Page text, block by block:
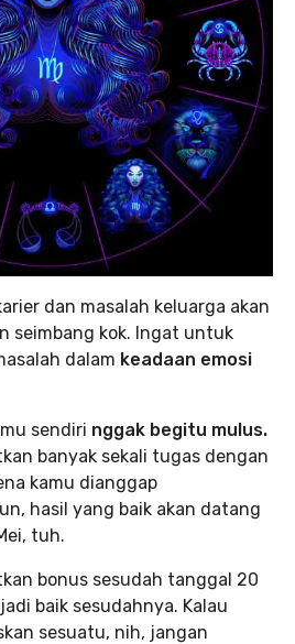
dan masalah keluarga akan
seimbang kok. Ingat untuk
dalam keadaan emosi
sendiri nggak begitu mulus.
banyak sekali tugas dengan
kamu dianggap
hasil yang baik akan datang
tuh.
bonus sesudah tanggal 20
baik sesudahnya. Kalau
sesuatu, nih, jangan